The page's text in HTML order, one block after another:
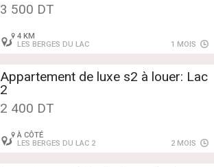
3 500 DT
4 KM
LES BERGES DU LAC
1 MOIS
Appartement de luxe s2 à louer: Lac
2
2 400 DT
À CÔTÉ
LES BERGES DU LAC 2
2 MOIS